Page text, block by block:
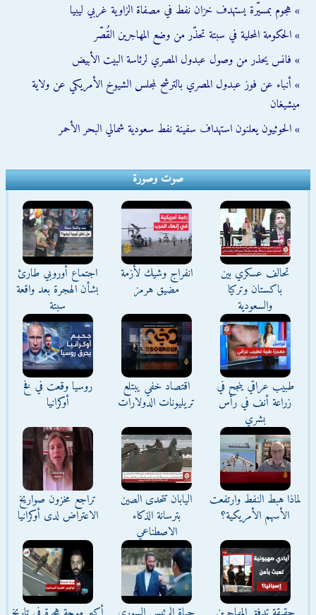
» هجوم بمسيّرة يستهدف خزان نفط في مصفاة الزاوية غربي ليبيا
» الحكومة المحلية في سبتة تحذّر من وضع المهاجرين القُصّر
» فانس يحذر من وصول عبدول المصري لرئاسة البيت الأبيض
» أنباء عن فوز عبدول المصري بالترشح لمجلس الشيوخ الأمريكي عن ولاية
ميشيغان
» الحوثيون يعلنون استهداف سفينة نفط سعودية شمالي البحر الأحمر
صوت وصورة
تحالف عسكري بين
باكستان وتركيا
والسعودية
انفراج وشيك لأزمة
مضيق هرمز
اجتماع أوروبي طارئ
بشأن الهجرة بعد واقعة
سبتة
طبيب عراقي ينجح في
زراعة أنف في رأس
بشري
اقتصاد خفي يبتلع
تريليونات الدولارات
روسيا وقعت في فخ
أوكرانيا
لماذا هبط النفط وارتفعت
الأسهم الأمريكية؟
اليابان تتحدى الصين
بترسانة الذكاء
الاصطناعي
تراجع مخزون صواريخ
الاعتراض لدى أوكرانيا